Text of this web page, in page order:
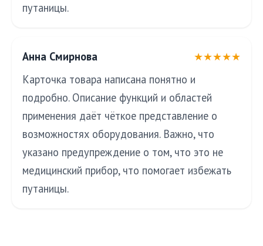
путаницы.
Анна Смирнова
★★★★★
Карточка товара написана понятно и
подробно. Описание функций и областей
применения даёт чёткое представление о
возможностях оборудования. Важно, что
указано предупреждение о том, что это не
медицинский прибор, что помогает избежать
путаницы.